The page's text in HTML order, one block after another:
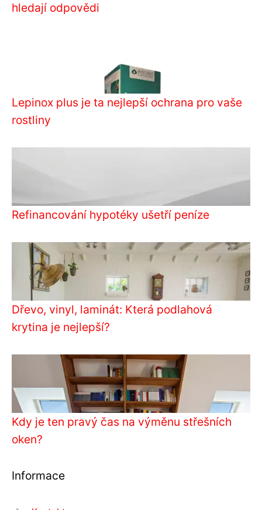
hledají odpovědi
Lepinox plus je ta nejlepší ochrana pro vaše
rostliny
Refinancování hypotéky ušetří peníze
Dřevo, vinyl, laminát: Která podlahová
krytina je nejlepší?
Kdy je ten pravý čas na výměnu střešních
oken?
Informace